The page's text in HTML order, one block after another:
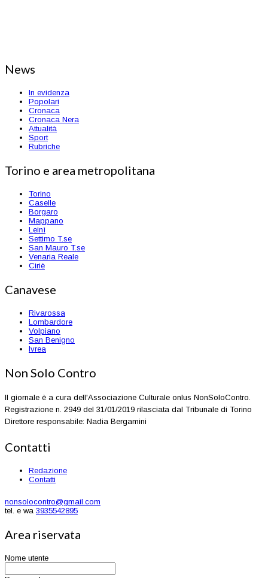
News
In evidenza
Popolari
Cronaca
Cronaca Nera
Attualità
Sport
Rubriche
Torino e area metropolitana
Torino
Caselle
Borgaro
Mappano
Leinì
Settimo T.se
San Mauro T.se
Venaria Reale
Ciriè
Canavese
Rivarossa
Lombardore
Volpiano
San Benigno
Ivrea
Non Solo Contro
Il giornale è a cura dell'Associazione Culturale onlus NonSoloContro.
Registrazione n. 2949 del 31/01/2019 rilasciata dal Tribunale di Torino
Direttore responsabile: Nadia Bergamini
Contatti
Redazione
Contatti
nonsolocontro@gmail.com
tel. e wa 3935542895
Area riservata
Nome utente